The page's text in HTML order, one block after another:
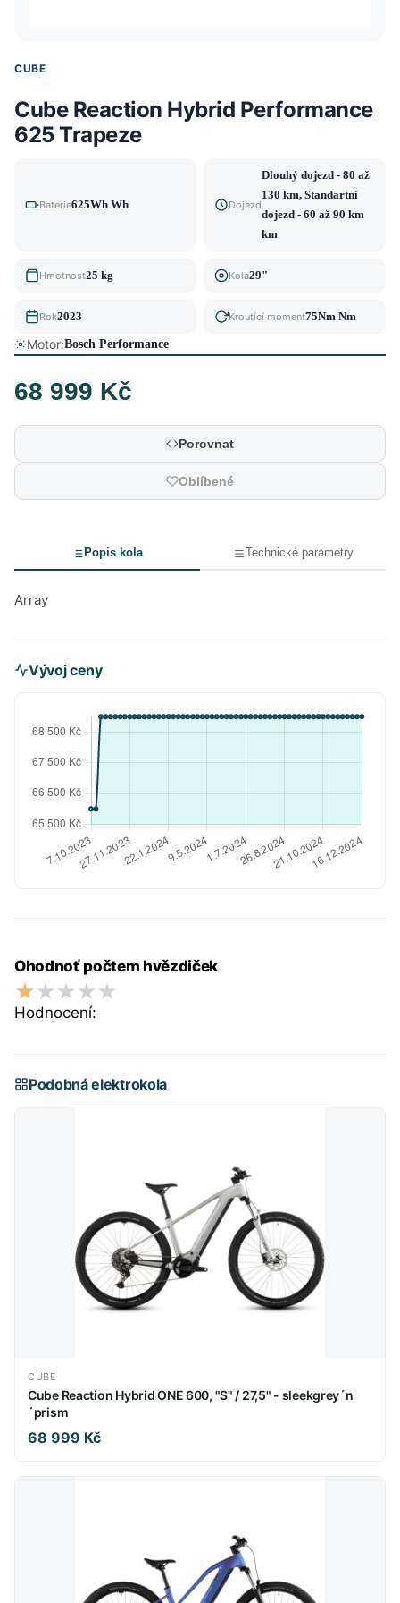
CUBE
Cube Reaction Hybrid Performance
625 Trapeze
Baterie625Wh Wh Dojezd
Dlouhý dojezd - 80 až
130 km, Standartní
dojezd - 60 až 90 km
km
Hmotnost25 kg Kola29"
Rok2023 Kroutící moment75Nm Nm
Motor:Bosch Performance
68 999 Kč
Porovnat
Oblíbené
Popis kola Technické parametry
Array
Vývoj ceny
Ohodnoť počtem hvězdiček
Hodnocení:
Podobná elektrokola
CUBE
Cube Reaction Hybrid ONE 600, "S" / 27,5" - sleekgrey´n
´prism
68 999 Kč